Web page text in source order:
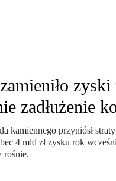
zyski
zadłużenie
kamiennego przyniósł
4 mld zł zysku rok
rośnie.